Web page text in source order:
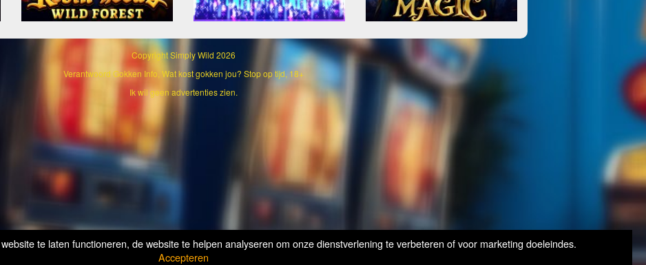
te laten functioneren, de website te helpen analyseren om onze dienstverlening te verbeteren of voor marketing doeleindes.
Accepteren
CopyrightSimply Wild 2026
Verantwoord Gokken Info, Wat kost gokken jou? Stop op tijd, 18+
Ik wil geen advertenties zien.